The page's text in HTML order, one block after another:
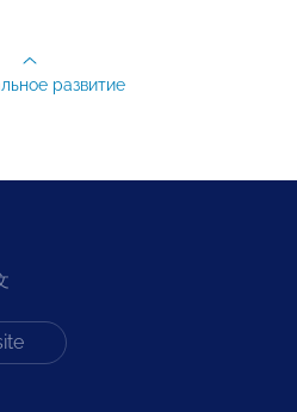
развитие